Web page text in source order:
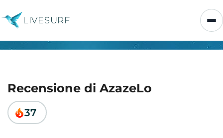
LIVESURF
Recensione di AzazeLo
37